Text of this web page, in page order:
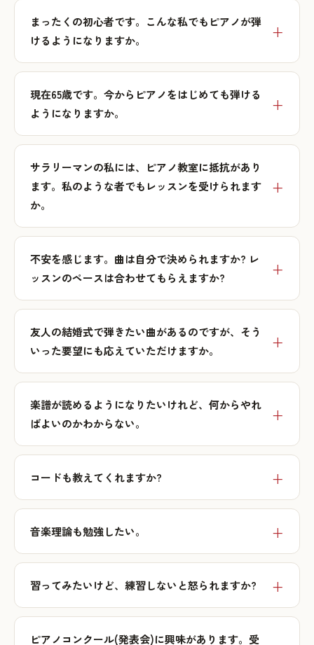
まったくの初心者です。こんな私でもピアノが弾
けるようになりますか。
現在65歳です。今からピアノをはじめても弾ける
ようになりますか。
サラリーマンの私には、ピアノ教室に抵抗があり
ます。私のような者でもレッスンを受けられます
か。
不安を感じます。曲は自分で決められますか? レ
ッスンのペースは合わせてもらえますか?
友人の結婚式で弾きたい曲があるのですが、そう
いった要望にも応えていただけますか。
楽譜が読めるようになりたいけれど、何からやれ
ばよいのかわからない。
コードも教えてくれますか?
音楽理論も勉強したい。
習ってみたいけど、練習しないと怒られますか?
ピアノコンクール(発表会)に興味があります。受